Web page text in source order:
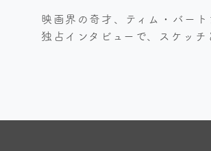
映画界の奇才、ティム・バー
独占インタビューで、スケッ